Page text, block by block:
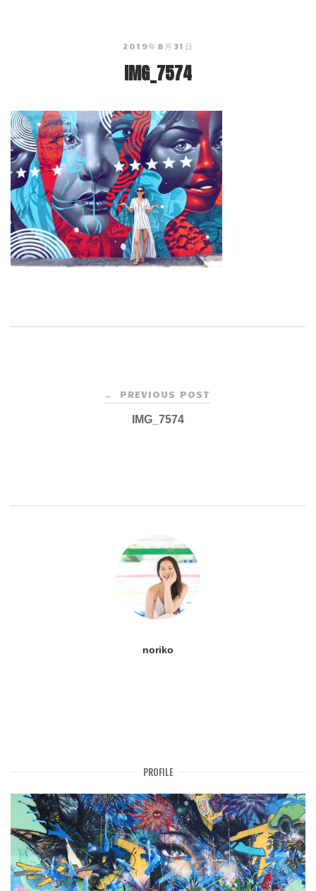
2019年8月31日
IMG_7574
← PREVIOUS POST
IMG_7574
noriko
PROFILE